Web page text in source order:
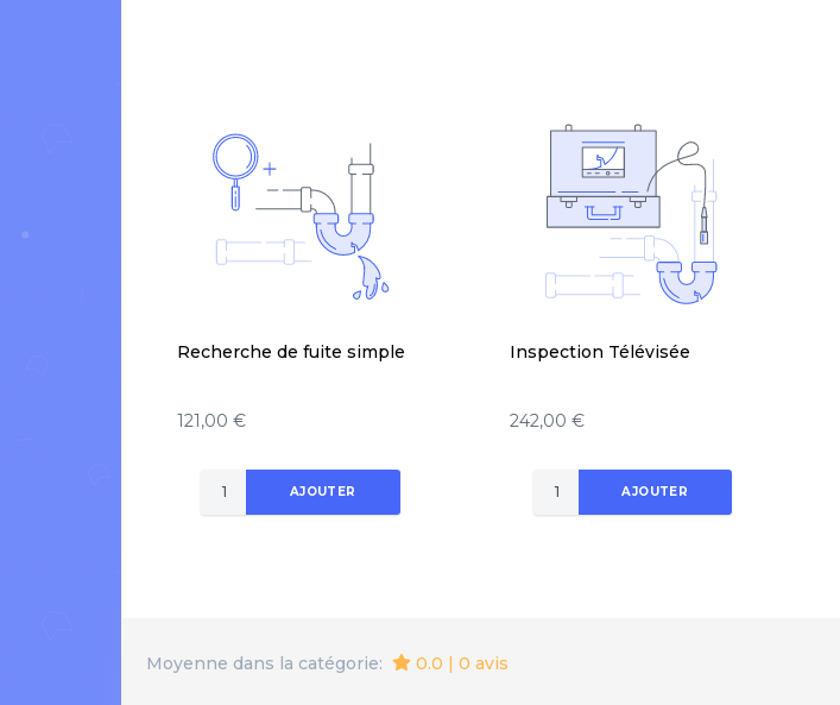
Recherche de fuite simple
121,00 €
AJOUTER
Inspection Télévisée
242,00 €
AJOUTER
Moyenne dans la catégorie: 0.0 | 0 avis